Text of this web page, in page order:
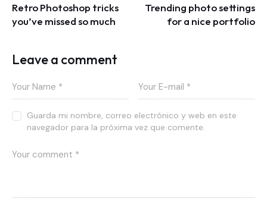
Retro Photoshop tricks
you’ve missed so much
Trending photo settings
for a nice portfolio
Leave a comment
Guarda mi nombre, correo electrónico y web en este
navegador para la próxima vez que comente.